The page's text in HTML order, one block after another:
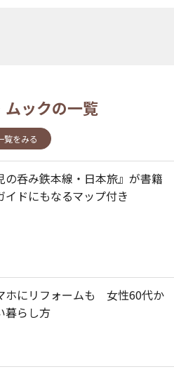
ムックの一覧
覧をみる
の呑み鉄本線・日本旅』が書籍
ドにもなるマップ付き
ホにリフォームも 女性60代か
暮らし方